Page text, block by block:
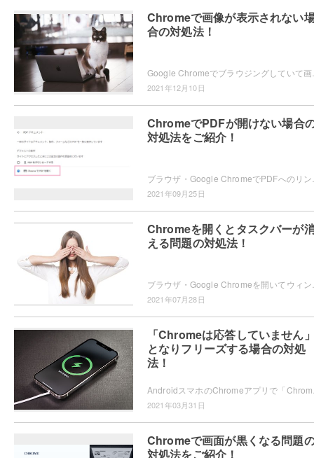
Chromeで画像が表示されない
合の対処法！
2021年12月10日
ChromeでPDFが開けない場合
対処法をご紹介！
2021年09月25日
Chromeを開くとタスクバーが
える問題の対処法！
2021年07月28日
「Chromeは応答していません
となりフリーズする場合の対処
法！
2021年03月31日
Chromeで画面が黒くなる問題
対処法をご紹介！